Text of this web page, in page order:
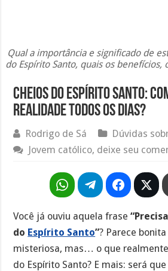
Qual a importância e significado de
do Espírito Santo, quais os benefícios,
Cheios do Espírito Santo:
realidade todos os dias?
Rodrigo de Sá
Dúvidas
Jovem católico, deixe seu
Você já ouviu aquela frase
do Espírito Santo”? Parece
misteriosa, mas… o que
do Espírito Santo? E mais: será